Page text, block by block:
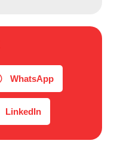
WhatsApp
LinkedIn